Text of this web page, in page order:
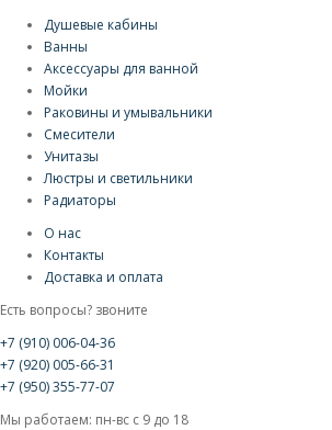
Душевые кабины
Ванны
Аксессуары для ванной
Мойки
Раковины и умывальники
Смесители
Унитазы
Люстры и светильники
Радиаторы
О нас
Контакты
Доставка и оплата
Есть вопросы? звоните
+7 (910) 006-04-36
+7 (920) 005-66-31
+7 (950) 355-77-07
Мы работаем: пн-вс с 9 до 18